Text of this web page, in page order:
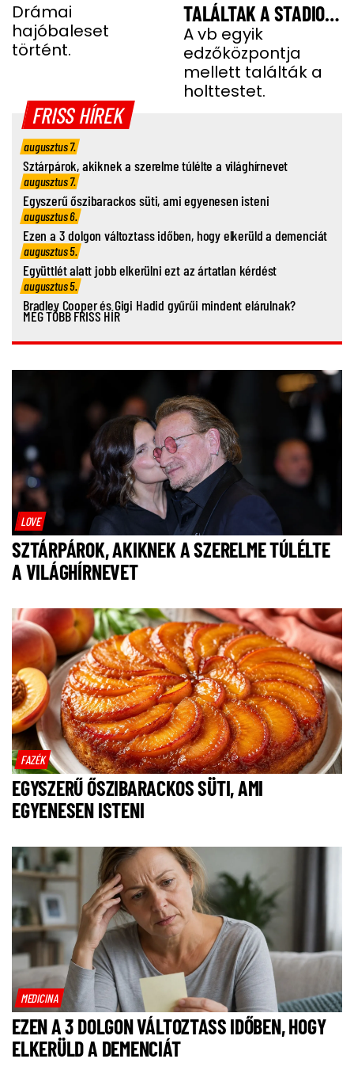
Drámai
hajóbaleset
történt.
TALÁLTAK A STADION
MELLETTI
PARKOLÓBAN
A vb egyik
edzőközpontja
mellett találták a
holttestet.
FRISS HÍREK
augusztus 7.
Sztárpárok, akiknek a szerelme túlélte a világhírnevet
augusztus 7.
Egyszerű őszibarackos süti, ami egyenesen isteni
augusztus 6.
Ezen a 3 dolgon változtass időben, hogy elkerüld a demenciát
augusztus 5.
Együttlét alatt jobb elkerülni ezt az ártatlan kérdést
augusztus 5.
Bradley Cooper és Gigi Hadid gyűrűi mindent elárulnak?
MÉG TÖBB FRISS HÍR
LOVE
SZTÁRPÁROK, AKIKNEK A SZERELME TÚLÉLTE
A VILÁGHÍRNEVET
FAZÉK
EGYSZERŰ ŐSZIBARACKOS SÜTI, AMI
EGYENESEN ISTENI
MEDICINA
EZEN A 3 DOLGON VÁLTOZTASS IDŐBEN, HOGY
ELKERÜLD A DEMENCIÁT